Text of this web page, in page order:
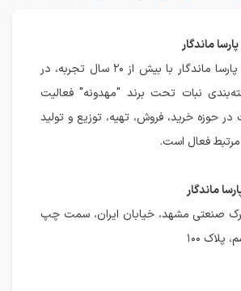
ماندگار
شرکت نوین شهد پارسا ماندگار با بیش از ۲۰ سال تجربه، در
نبات تحت برند "مهدونه" فعالیت
حوزه خرید، فروش، تهیه، توزیع و تولید
فعال است.
ماندگار
صنعتی مشهد، خیابان ایران، سمت چپ
۱۰۰